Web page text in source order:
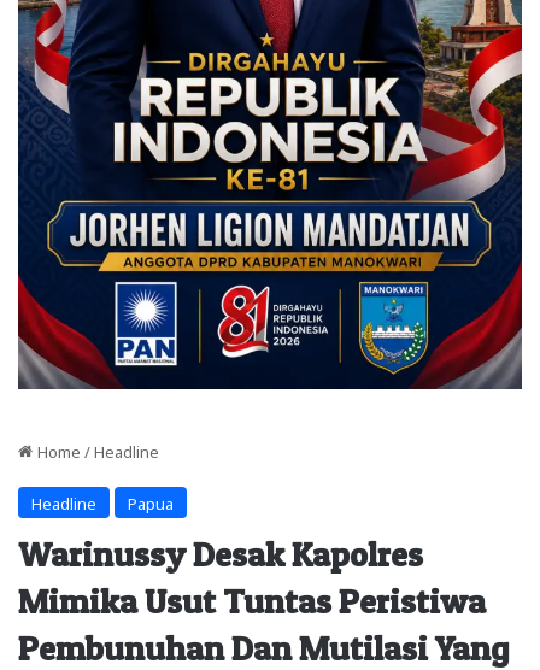
Home / Headline
Headline Papua
Warinussy Desak Kapolres
Mimika Usut Tuntas Peristiwa
Pembunuhan Dan Mutilasi Yang